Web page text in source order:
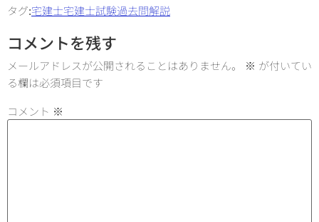
タグ:宅建士宅建士試験過去問解説
コメントを残す
メールアドレスが公開されることはありません。 ※ が付いてい
る欄は必須項目です
コメント ※